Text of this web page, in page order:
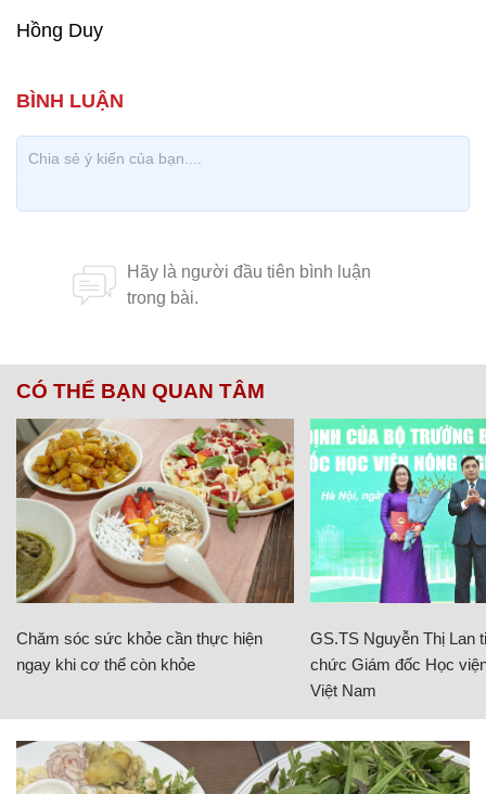
Hồng Duy
CÓ THỂ BẠN QUAN TÂM
Chăm sóc sức khỏe cần thực hiện
ngay khi cơ thể còn khỏe
GS.TS Nguyễn Thị Lan
chức Giám đốc Học
Việt Nam